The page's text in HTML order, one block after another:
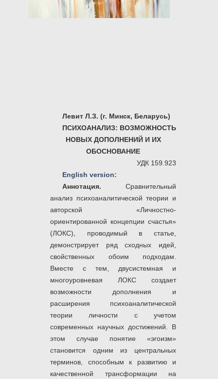
Левит Л.З. (г. Минск, Беларусь)
ПСИХОАНАЛИЗ: ВОЗМОЖНОСТЬ
НОВЫХ ДОПОЛНЕНИЙ И ИХ
ОБОСНОВАНИЕ
УДК 159.923
English version:
Аннотация. Сравнительный
анализ психоаналитической теории и
авторской «Личностно-
ориентированной концепции счастья»
(ЛОКС), проводимый в статье,
демонстрирует ряд сходных идей,
свойственных обоим подходам.
Вместе с тем, двусистемная и
многоуровневая ЛОКС создает
возможности дополнения и
расширения психоаналитической
теории личности с учетом
современных научных достижений. В
этом случае понятие «эгоизм»
становится одним из центральных
терминов, способным к развитию и
качественной трансформации на